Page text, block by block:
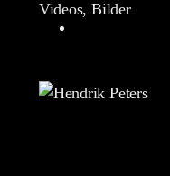
Videos, Bilder